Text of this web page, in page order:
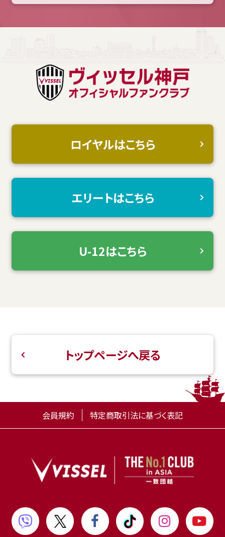
ロイヤルはこちら
エリートはこちら
U-12はこちら
トップページへ戻る
会員規約 特定商取引法に基づく表記